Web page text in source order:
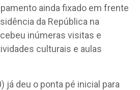
ainda fixado em frente
da República na
inúmeras visitas e
culturais e aulas
já deu o ponta pé inicial para